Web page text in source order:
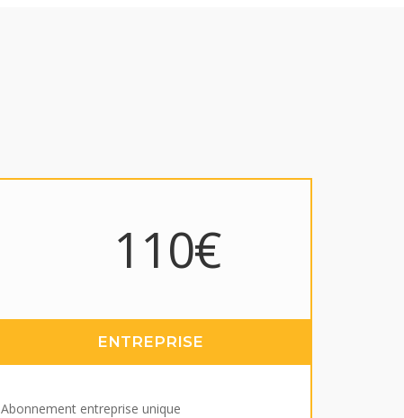
110€
ENTREPRISE
Abonnement entreprise unique